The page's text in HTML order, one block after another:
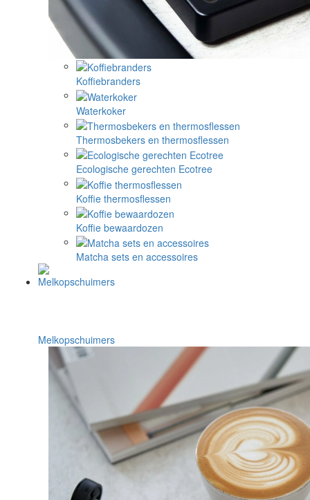
Koffiebranders
Waterkoker
Thermosbekers en thermosflessen
Ecologische gerechten Ecotree
Koffie thermosflessen
Koffie bewaardozen
Matcha sets en accessoires
Melkopschuimers